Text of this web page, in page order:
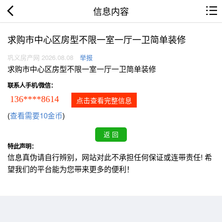
信息内容
求购市中心区房型不限一室一厅一卫简单装修
巩义房产网 2026.08.08 举报
求购市中心区房型不限一室一厅一卫简单装修
联系人手机/微信：
136****8614 点击查看完整信息
(查看需要10金币)
特此声明：
信息真伪请自行辨别，网站对此不承担任何保证或连带责任! 希
望我们的平台能为您带来更多的便利！